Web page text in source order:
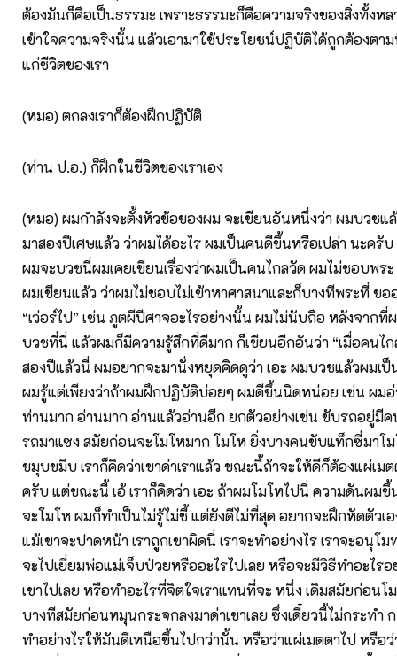
ต้องมันก็คือเป็นธรรมะ เพราะธรรมะก็คือความจริงของสิ่งทั้งหล
เข้าใจความจริงนั้น แล้วเอามาใช้ประโยชน์ปฏิบัติได้ถูกต้องตา
แก่ชีวิตของเรา
(หมอ) ตกลงเราก็ต้องฝึกปฏิบัติ
(ท่าน ป.อ.) ก็ฝึกในชีวิตของเราเอง
(หมอ) ผมกำลังจะตั้งหัวข้อของผม จะเขียนอันหนึ่งว่า ผมบวช
มาสองปีเศษแล้ว ว่าผมได้อะไร ผมเป็นคนดีขึ้นหรือเปล่า นะครับ
ผมจะบวชนี่ผมเคยเขียนเรื่องว่าผมเป็นคนไกลวัด ผมไม่ชอบพร
ผมเขียนแล้ว ว่าผมไม่ชอบไม่เข้าหาศาสนาและก็บางทีพระที่ ข
“เว่อร์ไป” เช่น ภูตผีปีศาจอะไรอย่างนั้น ผมไม่นับถือ หลังจาก
บวชที่นี่ แล้วผมก็มีความรู้สึกที่ดีมาก ก็เขียนอีกอันว่า “เมื่อคนไ
สองปีแล้วนี่ ผมอยากจะมานั่งหยุดคิดดูว่า เอะ ผมบวชแล้วผมเ
ผมรู้แต่เพียงว่าถ้าผมฝึกปฏิบัติบ่อยๆ ผมดีขึ้นนิดหน่อย เช่น ผม
ท่านมาก อ่านมาก อ่านแล้วอ่านอีก ยกตัวอย่างเช่น ขับรถอยู่มี
รถมาแซง สมัยก่อนจะโมโหมาก โมโห ยิ่งบางคนขับแท็กซี่มาโ
ขมุบขมิบ เราก็คิดว่าเขาด่าเราแล้ว ขณะนี้ถ้าจะให้ดีก็ต้องแผ่เม
ครับ แต่ขณะนี้ เอ้ เราก็คิดว่า เอะ ถ้าผมโมโหไปนี่ ความดันผมขึ้น
จะโมโห ผมก็ทำเป็นไม่รู้ไม่ชี้ แต่ยังดีไม่ที่สุด อยากจะฝึกหัดตัวเอ
แม้เขาจะปาดหน้า เราถูกเขาผิดนี่ เราจะทำอย่างไร เราจะอนุโม
จะไปเยี่ยมพ่อแม่เจ็บป่วยหรืออะไรไปเลย หรือจะมีวิธีทำอะไร
เขาไปเลย หรือทำอะไรที่จิตใจเราแทนที่จะ หนึ่ง เดิมสมัยก่อนโ
บางทีสมัยก่อนหมุนกระจกลงมาด่าเขาเลย ซึ่งเดี๋ยวนี้ไม่กระทำ
ทำอย่างไรให้มันดีเหนือขึ้นไปกว่านั้น หรือว่าแผ่เมตตาไป หรือ